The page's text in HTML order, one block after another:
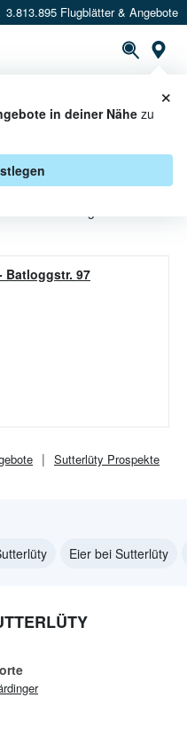
3.813.895 Flugblätter & Angebote
in deiner Nähezu
×
AKTIONEN
Batloggstr. 97
Sutterlüty Prospekte
Eier bei Sutterlüty